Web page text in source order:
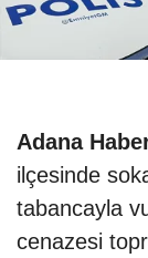
Adana
ilçesinde
tabancayla
cenazesi